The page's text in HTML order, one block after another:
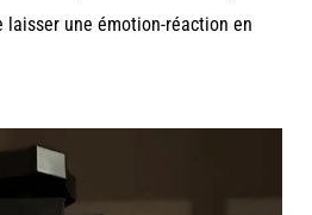
laisser une émotion-réaction en